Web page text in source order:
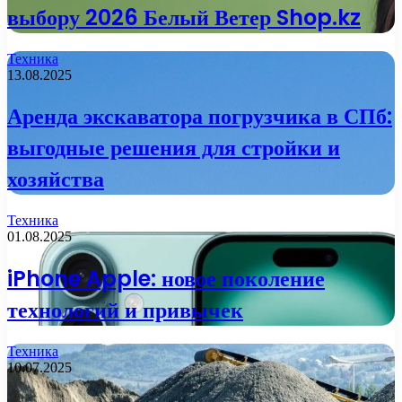
выбору 2026 Белый Ветер Shop.kz
Техника
13.08.2025
Аренда экскаватора погрузчика в СПб:
выгодные решения для стройки и
хозяйства
Техника
01.08.2025
iPhone Apple: новое поколение
технологий и привычек
Техника
10.07.2025